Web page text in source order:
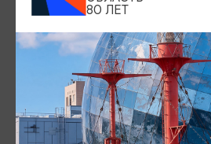
28.07.2026
МЕСТО ПРОВЕДЕНИЯ
Площадь Победы,
Показать на карте
Официальный сайт
80 ЛЕТ